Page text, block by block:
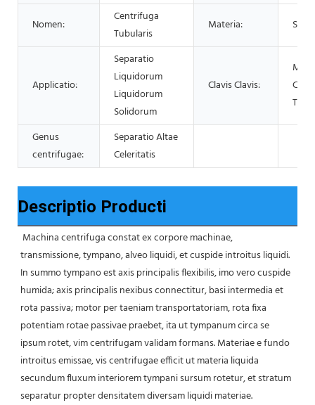
Nomen:
Centrifuga
Tubularis
Materia:
Applicatio:
Separatio
Liquidorum
Liquidorum
Solidorum
Clavis Clavis:
Genus
centrifugae:
Separatio Altae
Celeritatis
Descriptio Producti
Machina centrifuga constat ex corpore machinae,
transmissione, tympano, alveo liquidi, et cuspide introitus liquidi.
In summo tympano est axis principalis flexibilis, imo vero cuspide
humida; axis principalis nexibus connectitur, basi intermedia et
rota passiva; motor per taeniam transportatoriam, rota fixa
potentiam rotae passivae praebet, ita ut tympanum circa se
ipsum rotet, vim centrifugam validam formans. Materiae e fundo
introitus emissae, vis centrifugae efficit ut materia liquida
secundum fluxum interiorem tympani sursum rotetur, et stratum
separatur propter densitatem diversam liquidi materiae.